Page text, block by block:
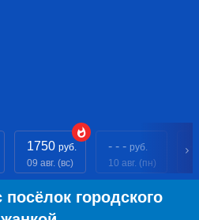
1750 руб.
09 авг. (вс)
- - - руб.
10 авг. (пн)
городского